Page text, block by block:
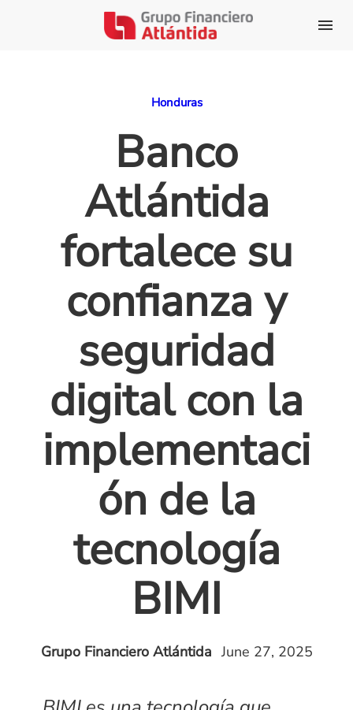
Honduras
Banco
Atlántida
fortalece su
confianza y
seguridad
digital con la
implementaci
ón de la
tecnología
BIMI
Grupo Financiero Atlántida June 27, 2025